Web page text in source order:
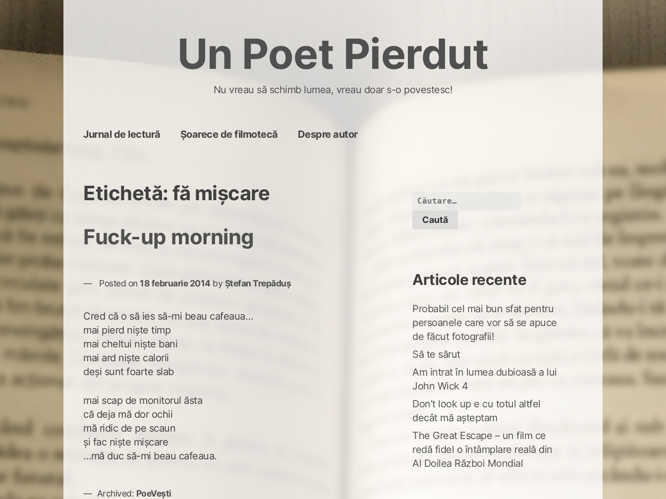
Un Poet Pierdut
Nu vreau să schimb lumea, vreau doar s-o povestesc!
Jurnal de lectură Șoarece de filmotecă Despre autor
Etichetă:fă mişcare
Fuck-up morning
Posted on 18 februarie 2014 by Ștefan Trepăduș
Cred că o să ies să-mi beau cafeaua…
mai pierd nişte timp
mai cheltui nişte bani
mai ard nişte calorii
deşi sunt foarte slab
mai scap de monitorul ăsta
că deja mă dor ochii
mă ridic de pe scaun
şi fac nişte mişcare
…mă duc să-mi beau cafeaua.
Archived: PoeVești
Caută
Articole recente
Probabil cel mai bun sfat pentru
persoanele care vor să se apuce
de făcut fotografii!
Să te sărut
Am intrat în lumea dubioasă a lui
John Wick 4
Don’t look up e cu totul altfel
decât mă așteptam
The Great Escape – un film ce
redă fidel o întâmplare reală din
Al Doilea Război Mondial